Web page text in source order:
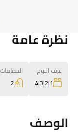
نظرة عامة
غرف النوم
1|2|3|4
الحمامات
2
الوصف